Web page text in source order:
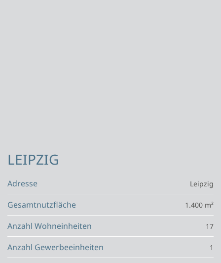
LEIPZIG
Adresse Leipzig
Gesamtnutzfläche 1.400 m²
Anzahl Wohneinheiten 17
Anzahl Gewerbeeinheiten 1